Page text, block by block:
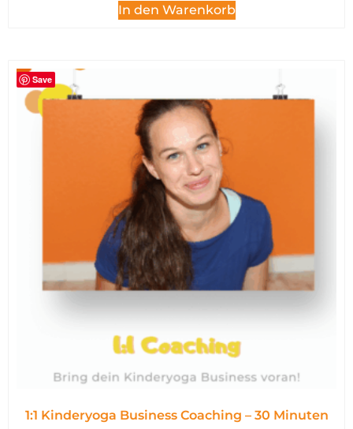
In den Warenkorb
Save
1:1 Kinderyoga Business Coaching – 30 Minuten